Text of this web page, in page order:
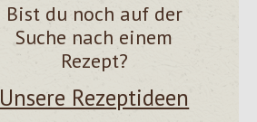
Bist du noch auf der
Suche nach einem
Rezept?
Unsere Rezeptideen